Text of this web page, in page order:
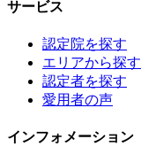
サービス
認定院を探す
エリアから探す
認定者を探す
愛用者の声
インフォメーション